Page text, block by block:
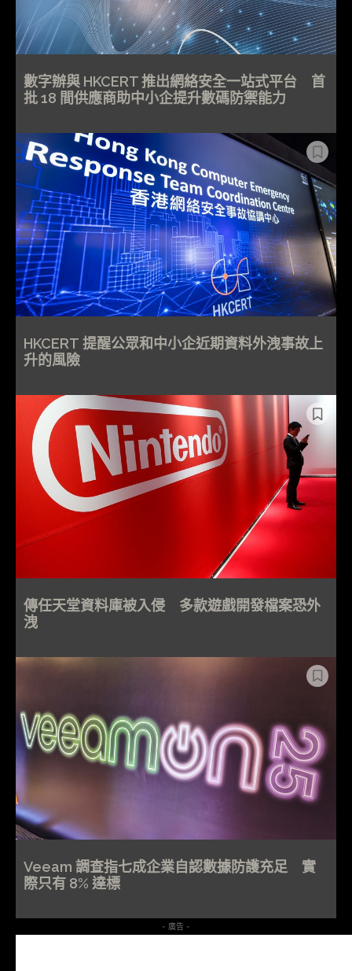
數字辦與 HKCERT 推出網絡安全一站式平台 首
批 18 間供應商助中小企提升數碼防禦能力
HKCERT 提醒公眾和中小企近期資料外洩事故上
升的風險
傳任天堂資料庫被入侵 多款遊戲開發檔案恐外
洩
Veeam 調查指七成企業自認數據防護充足 實
際只有 8% 達標
- 廣告 -